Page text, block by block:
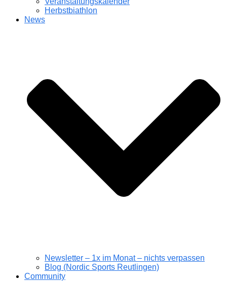
Herbstbiathlon
News
Newsletter – 1x im Monat – nichts verpassen
Blog (Nordic Sports Reutlingen)
Community